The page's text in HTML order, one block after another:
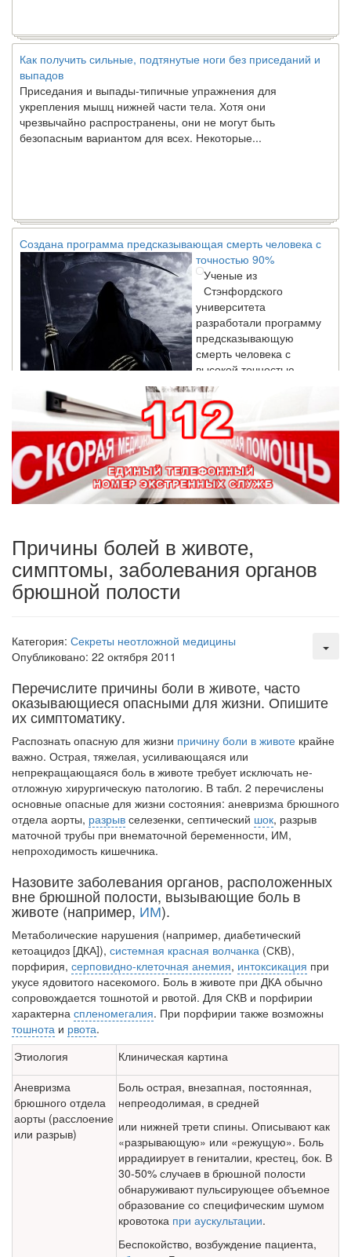
Как получить сильные, подтянутые ноги без приседаний и
выпадов
Приседания и выпады-типичные упражнения для
укрепления мышц нижней части тела. Хотя они
чрезвычайно распространены, они не могут быть
безопасным вариантом для всех. Некоторые...
Создана программа предсказывающая смерть человека с
точностью 90%
Ученые из
Стэнфордского
университета
разработали программу
предсказывающую
смерть человека с
высокой точностью.
Зарплата врачей в 2018 году превысит средний доход
россиян в два раза
Глава Минздрава РФ
Вероника Скворцова
опровергла
сообщение о падении
доходов медицинских
заявила об этом на
встрече с журналистами ведущих...
надзору в сфере
касаются увеличения риска
острой кардиотоксичности и
осложнений от...
Закон о праве родителей находиться с детьми в
реанимации внесен в Госдуму
Соответствующий
законопроект внесен в
рассмотрение. Суть его
заключается в
нахождении одного из
родителей в
больничной палате
бесплатно, в течении всего срока лечения...
Причины болей в животе,
симптомы, заболевания органов
брюшной полости
Категория: Секреты неотложной медицины
Опубликовано: 22 октября 2011
Перечислите причины боли в животе, часто
оказывающиеся опасными для жизни. Опишите
их симптоматику.
Распознать опасную для жизни причину боли в животе крайне
важно. Острая, тя­желая, усиливающаяся или
непрекращающаяся боль в животе требует исключать не­
отложную хирургическую патологию. В табл. 2 перечислены
основные опасные для жизни состояния: аневризма брюшного
отдела аорты, разрыв селезенки, септический шок, разрыв
маточной трубы при внематочной беременности, ИМ,
непроходимость кишечника.
Назовите заболевания органов, расположенных
вне брюшной полости, вызывающие боль в
животе (например, ИМ).
Метаболические нарушения (например, диабетический
кетоацидоз [ДКА]), системная красная волчанка (СКВ),
порфирия, серповидно-клеточная анемия, интоксикация при
укусе ядовитого насекомого. Боль в животе при ДКА обычно
сопровождается тошнотой и рвотой. Для СКВ и порфирии
характерна спленомегалия. При порфирии также возможны
тошнота и рвота.
Этиология
Клиническая картина
Аневризма
брюшного отдела
аорты (расслоение
или разрыв)
Боль острая, внезапная, постоянная,
непреодолимая, в средней
или нижней трети спины. Описывают как
«разрывающую» или «режущую». Боль
иррадиирует в гениталии, крестец, бок. В
30-50% случаев в брюшной полости
обнаруживают пульсиру­ющее объемное
образование со специфическим шумом
кровото­ка при аускультации.
Беспокойство, возбуждение пациента,